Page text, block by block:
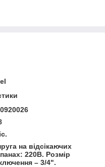
на відсікаючих
220В. Розмір
– 3/4".